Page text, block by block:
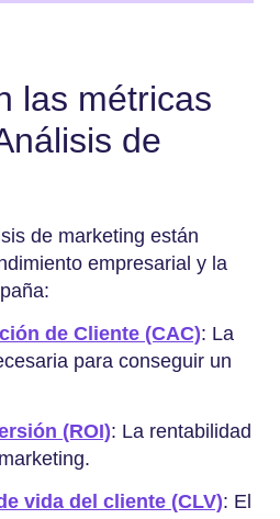
las métricas
de
de marketing están
empresarial y la
de Cliente (CAC): La
para conseguir un
(ROI): La rentabilidad
vida del cliente (CLV): El